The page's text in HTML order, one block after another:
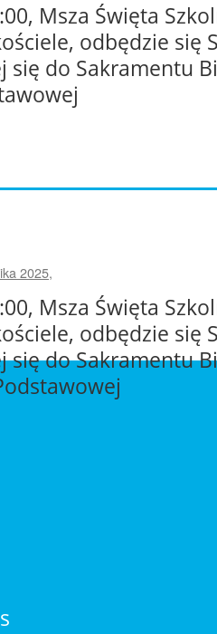
Msza Święta
odbędzie się
się do Sakramentu
2025,
Msza Święta
odbędzie się
się do Sakramentu